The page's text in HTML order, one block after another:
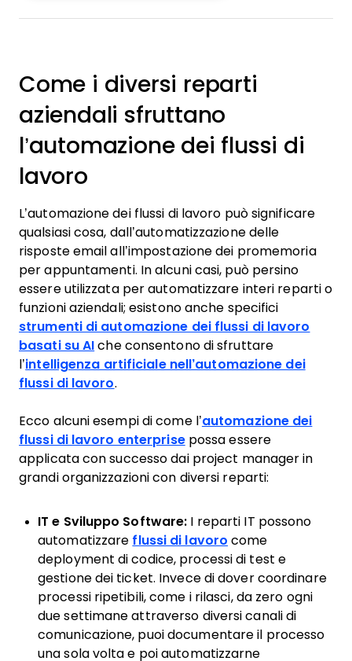
Come i diversi reparti
aziendali sfruttano
l’automazione dei flussi di
lavoro
L’automazione dei flussi di lavoro può significare
qualsiasi cosa, dall’automatizzazione delle
risposte email all’impostazione dei promemoria
per appuntamenti. In alcuni casi, può persino
essere utilizzata per automatizzare interi reparti o
funzioni aziendali; esistono anche specifici
strumenti di automazione dei flussi di lavoro
basati su AI che consentono di sfruttare
l’intelligenza artificiale nell’automazione dei
flussi di lavoro.
Ecco alcuni esempi di come l’automazione dei
flussi di lavoro enterprisepossa essere
applicata con successo dai project manager in
grandi organizzazioni con diversi reparti:
IT e Sviluppo Software: I reparti IT possono
automatizzare flussi di lavoro come
deployment di codice, processi di test e
gestione dei ticket. Invece di dover coordinare
processi ripetibili, come i rilasci, da zero ogni
due settimane attraverso diversi canali di
comunicazione, puoi documentare il processo
una sola volta e poi automatizzarne